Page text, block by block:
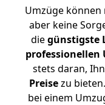
Umzüge
aber keine
diegünstigste
professionellen
stets daran,
Preisezu
bei einem